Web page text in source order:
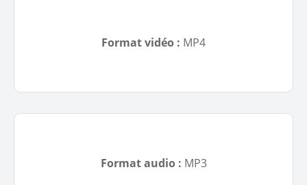
Format vidéo : MP4
Format audio : MP3